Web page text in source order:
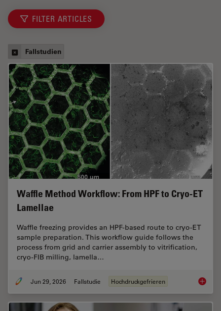
FILTER ARTICLES
Fallstudien
Waffle Method Workflow: From HPF to Cryo-ET
Lamellae
Waffle freezing provides an HPF-based route to cryo-ET
sample preparation. This workflow guide follows the
process from grid and carrier assembly to vitrification,
cryo-FIB milling, lamella…
Jun 29, 2026 Fallstudie Hochdruckgefrieren Waffle